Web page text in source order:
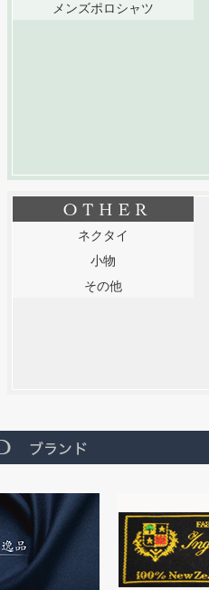
メンズポロシャツ
ネクタイ
小物
その他